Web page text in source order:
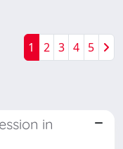
1 2 3 4 5
in